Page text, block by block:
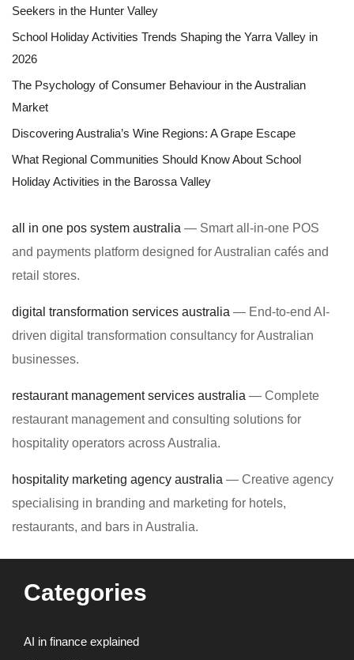
Seekers in the Hunter Valley
School Holiday Activities Trends Shaping the Yarra Valley in
2026
The Psychology of Consumer Behaviour in the Australian
Market
Discovering Australia’s Wine Regions: A Grape Escape
What Regional Communities Should Know About School
Holiday Activities in the Barossa Valley
all in one pos system australia — Smart all-in-one POS
and payments platform designed for Australian cafés and
retail stores.
digital transformation services australia — End-to-end AI-
driven digital transformation consultancy for Australian
businesses.
restaurant management services australia — Complete
restaurant management and consulting solutions for
hospitality operators across Australia.
hospitality marketing agency australia — Creative agency
specialising in branding and marketing for hotels,
restaurants, and bars in Australia.
Categories
AI in finance explained